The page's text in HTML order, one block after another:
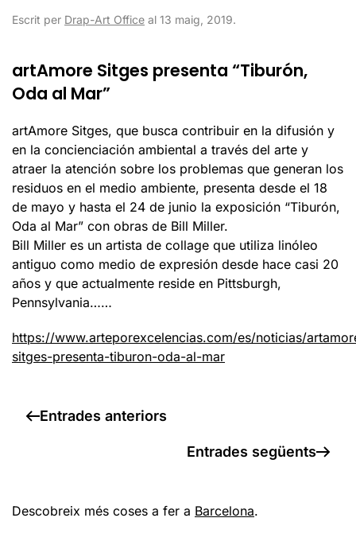
Escrit per Drap-Art Office al 13 maig, 2019.
artAmore Sitges presenta “Tiburón,
Oda al Mar”
artAmore Sitges, que busca contribuir en la difusión y
en la concienciación ambiental a través del arte y
atraer la atención sobre los problemas que generan los
residuos en el medio ambiente, presenta desde el 18
de mayo y hasta el 24 de junio la exposición “Tiburón,
Oda al Mar” con obras de Bill Miller.
Bill Miller es un artista de collage que utiliza linóleo
antiguo como medio de expresión desde hace casi 20
años y que actualmente reside en Pittsburgh,
Pennsylvania……
https://www.arteporexcelencias.com/es/noticias/
sitges-presenta-tiburon-oda-al-mar
Entrades anteriors
Entrades següents
Descobreix més coses a fer a Barcelona.